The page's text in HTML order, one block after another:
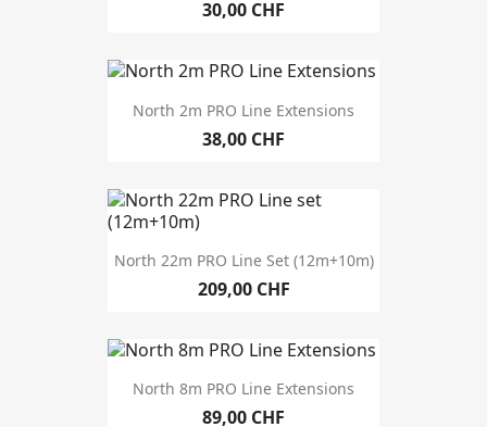
30,00 CHF
North 2m PRO Line Extensions
38,00 CHF
North 22m PRO Line Set (12m+10m)
209,00 CHF
North 8m PRO Line Extensions
89,00 CHF